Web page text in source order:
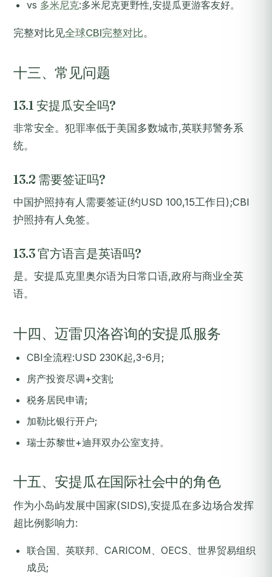
vs 多米尼克:多米尼克更野性,安提瓜更游客友好。
完整对比见全球CBI完整对比。
十三、常见问题
13.1 安提瓜安全吗?
非常安全。犯罪率低于美国多数城市,英联邦警务系
统。
13.2 需要签证吗?
中国护照持有人需要签证(约USD 100,15工作日);CBI
护照持有人免签。
13.3 官方语言是英语吗?
是。安提瓜克里奥尔语为日常口语,政府与商业全英
语。
十四、迈雷贝洛咨询的安提瓜服务
CBI全流程:USD 230K起,3-6月;
房产投资尽调+交割;
税务居民申请;
加勒比银行开户;
瑞士苏黎世+迪拜双办公室支持。
十五、安提瓜在国际社会中的角色
作为小岛屿发展中国家(SIDS),安提瓜在多边场合发挥
超比例影响力:
联合国、英联邦、CARICOM、OECS、世界贸易组织
成员;